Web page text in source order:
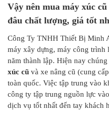
Vậy nên mua máy xúc
đâu chất lượng, giá tốt
Công Ty TNHH Thiết Bị Minh
máy xây dựng, máy công trình
năm thành lập. Hiện nay
xúc cũ và xe nâng cũ (cung
toàn quốc. Việc tập trung vào
công ty tập trung nguồn lực
dịch vụ tốt nhất đến tay khách